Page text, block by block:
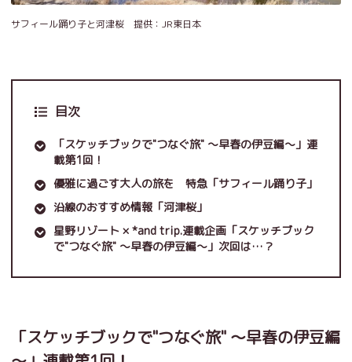
サフィール踊り子と河津桜 提供：JR東日本
目次
「スケッチブックで"つなぐ旅" ～早春の伊豆編～」連
載第1回！
優雅に過ごす大人の旅を 特急「サフィール踊り子」
沿線のおすすめ情報「河津桜」
星野リゾート × *and trip.連載企画「スケッチブック
で"つなぐ旅" ～早春の伊豆編～」次回は…？
「スケッチブックで"つなぐ旅" ～早春の伊豆編